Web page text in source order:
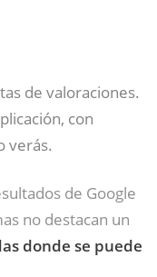
de valoraciones.
con
verás.
de Google
no destacan un
donde se puede